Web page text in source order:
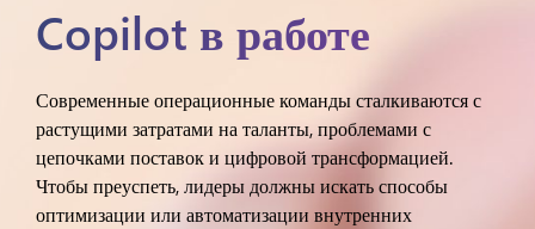
Copilot в работе
Современные операционные команды сталкиваются с
растущими затратами на таланты, проблемами с
цепочками поставок и цифровой трансформацией.
Чтобы преуспеть, лидеры должны искать способы
оптимизации или автоматизации внутренних